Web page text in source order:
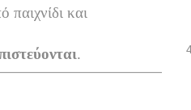
παιχνίδι και
.